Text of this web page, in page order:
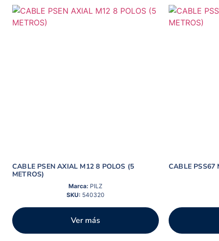
CABLE PSEN AXIAL M12 8 POLOS (5
METROS)
Marca: PILZ
SKU: 540320
Ver más
CABLE PSS67